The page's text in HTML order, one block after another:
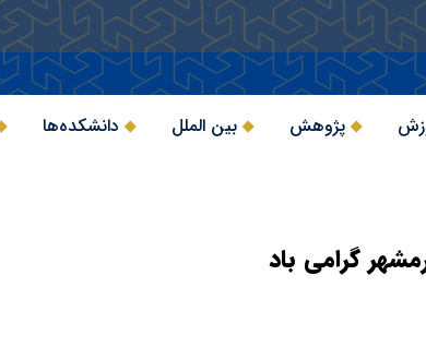
پژوهش بین الملل دانشکده‌ها
گرامی باد